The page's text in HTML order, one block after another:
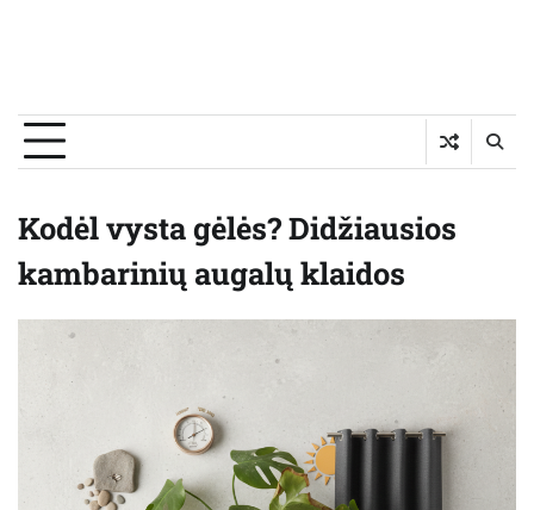
Kodėl vysta gėlės? Didžiausios
kambarinių augalų klaidos